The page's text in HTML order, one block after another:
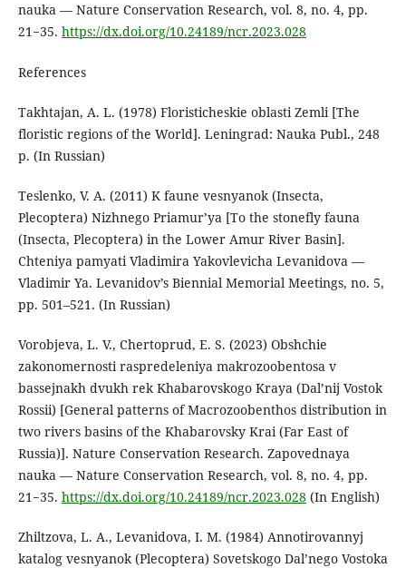
nauka — Nature Conservation Research, vol. 8, no. 4, рp.
21−35. https://dx.doi.org/10.24189/ncr.2023.028
References
Takhtajan, A. L. (1978) Floristicheskie oblasti Zemli [The
floristic regions of the World]. Leningrad: Nauka Publ., 248
p. (In Russian)
Teslenko, V. A. (2011) K faune vesnyanok (Insecta,
Plecoptera) Nizhnego Priamur’ya [To the stonefly fauna
(Insecta, Plecoptera) in the Lower Amur River Basin].
Chteniya pamyati Vladimira Yakovlevicha Levanidova —
Vladimir Ya. Levanidov’s Biennial Memorial Meetings, no. 5,
рp. 501–521. (In Russian)
Vorobjeva, L. V., Chertoprud, E. S. (2023) Obshchie
zakonomernosti raspredeleniya makrozoobentosa v
bassejnakh dvukh rek Khabarovskogo Kraya (Dal’nij Vostok
Rossii) [General patterns of Macrozoobenthos distribution in
two rivers basins of the Khabarovsky Krai (Far East of
Russia)]. Nature Conservation Research. Zapovednaya
nauka — Nature Conservation Research, vol. 8, no. 4, рp.
21−35. https://dx.doi.org/10.24189/ncr.2023.028(In English)
Zhiltzova, L. A., Levanidova, I. M. (1984) Annotirovannyj
katalog vesnyanok (Plecoptera) Sovetskogo Dal’nego Vostoka